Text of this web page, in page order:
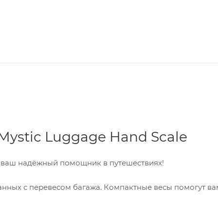
Luggage Hand Scale
надёжный помощник в путешествиях!
с перевесом багажа. Компактные весы помогут